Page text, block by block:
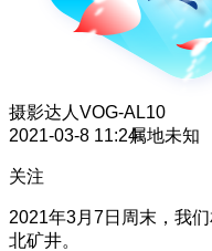
摄影达人 VOG-AL10
2021-03-8 11:24属地未知
关注
2021年3月7日周末，我
北矿井。